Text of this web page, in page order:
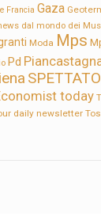
Francia Gaza
dal mondo dei
Moda Mps
Pd
today
daily newsletter